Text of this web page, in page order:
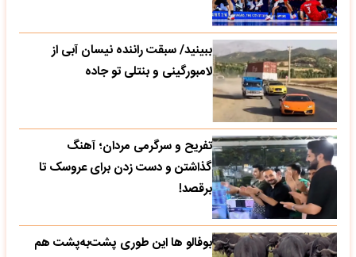
ببینید/ سبقت راننده نیسان آبی از
لامبورگینی و بنتلی تو جاده
تفریح و سرگرمی مردان؛ آهنگ
گذاشتن و دست زدن برای عروسک تا
برقصد!
بوفالو ها این‌ طوری پشت‌به‌پشت هم